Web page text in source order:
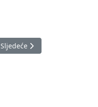
Sljedeći članak: Izvještaj o
Sljedeće